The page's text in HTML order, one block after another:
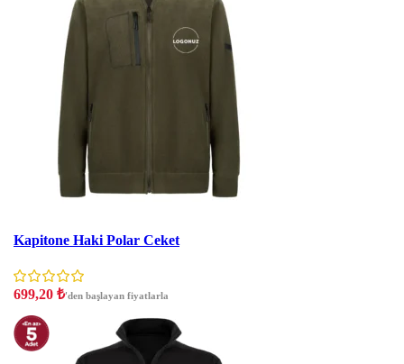
Kapitone Haki Polar Ceket
699,20 ₺'den başlayan fiyatlarla